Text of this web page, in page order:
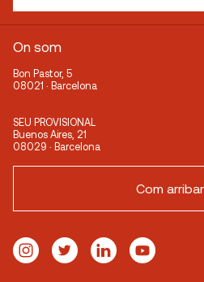
On som
Bon Pastor, 5
08021 · Barcelona
SEU PROVISIONAL
Buenos Aires, 21
08029 · Barcelona
Com arribar